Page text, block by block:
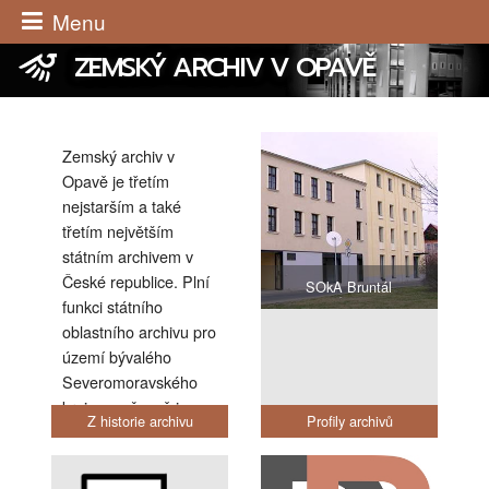
Menu
ZEMSKÝ ARCHIV V OPAVĚ
Zemský archiv v
Opavě je třetím
nejstarším a také
třetím největším
státním archivem v
České republice. Plní
funkci státního
oblastního archivu pro
území bývalého
Severomoravského
kraje, současně je
však také historickým
zemským archivem
pro bývalé vévodství
Z historie archivu
SOkA Bruntál
Profily archivů